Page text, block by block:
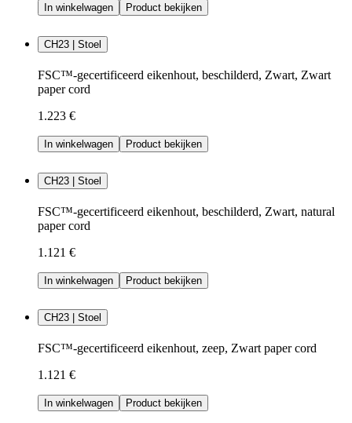
In winkelwagen Product bekijken
CH23 | Stoel
FSC™-gecertificeerd eikenhout, beschilderd, Zwart, Zwart
paper cord
1.223 €
In winkelwagen Product bekijken
CH23 | Stoel
FSC™-gecertificeerd eikenhout, beschilderd, Zwart, natural
paper cord
1.121 €
In winkelwagen Product bekijken
CH23 | Stoel
FSC™-gecertificeerd eikenhout, zeep, Zwart paper cord
1.121 €
In winkelwagen Product bekijken